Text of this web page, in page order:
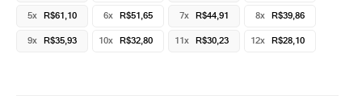
5x R$61,10 6x R$51,65 7x R$44,91 8x R$39,86
9x R$35,93 10x R$32,80 11x R$30,23 12x R$28,10